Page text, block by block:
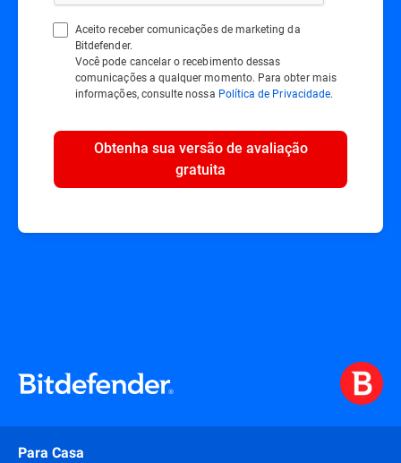
Aceito receber comunicações de marketing da
Bitdefender.
Você pode cancelar o recebimento dessas
comunicações a qualquer momento. Para obter mais
informações, consulte nossa Política de Privacidade.
Obtenha sua versão de avaliação
gratuita
Para Casa